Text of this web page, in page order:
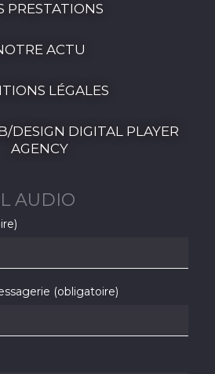
PRESTATIONS
ACTU
LÉGALES
DESIGN DIGITAL PLAYER
AGENCY
AUDIO
(obligatoire)